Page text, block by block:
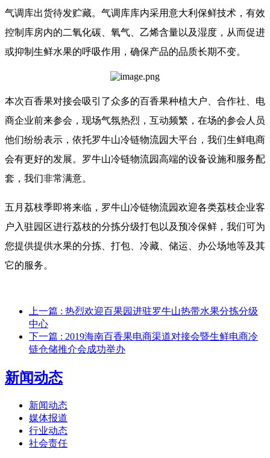
气调库出货待发贮藏。气调库库内采用意大利保鲜技术，有效
控制库房内的二氧化碳、氧气、乙烯含量以及湿度，从而促进
或抑制生鲜水果的呼吸作用，确保产品的品质长期不变。
本次百香果对接会吸引了众多的百香果种植大户、合作社、电
商企业前来参会，现场气氛热烈，互动频繁，在场的参会人员
他们纷纷表示，依托罗牛山冷链物流园大平台，我们生鲜电商
会有更好的发展。罗牛山冷链物流园高端的设备设施和服务配
套，我们非常满意。
五月荔枝季即将来临，罗牛山冷链物流园欢迎各类荔枝企业客
户入驻园区进行荔枝的分拣分级打包以及预冷保鲜，我们可为
您提供提供水果的分拣、打包、冷藏、储运、办公场地等及其
它的服务。
上一篇 : 热烈欢迎百果园进驻罗牛山热带水果分拣分级
中心
下一篇 : 2019海南百香果电商渠道对接会暨生鲜电商冷
链仓储推介会成功举办
新闻动态
新闻动态
媒体报道
行业动态
社会责任